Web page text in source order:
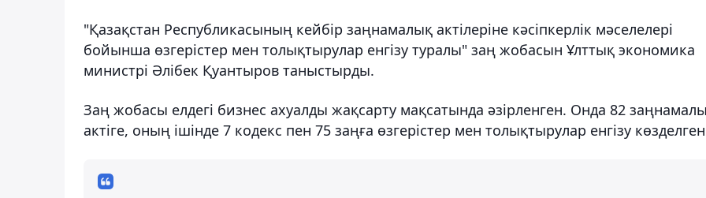
"Қазақстан Республикасының кейбір заңнамалық актілеріне кәсіпкерлік мәселелері
бойынша өзгерістер мен толықтырулар енгізу туралы" заң жобасын Ұлттық экономика
министрі Әлібек Қуантыров таныстырды.
Заң жобасы елдегі бизнес ахуалды жақсарту мақсатында әзірленген. Онда 82
актіге, оның ішінде 7 кодекс пен 75 заңға өзгерістер мен толықтырулар енгізу